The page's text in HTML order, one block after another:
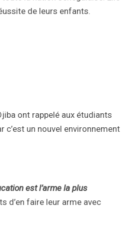
de leurs enfants.
ont rappelé aux étudiants
c’est un nouvel environnement
est l’arme la plus
d’en faire leur arme avec